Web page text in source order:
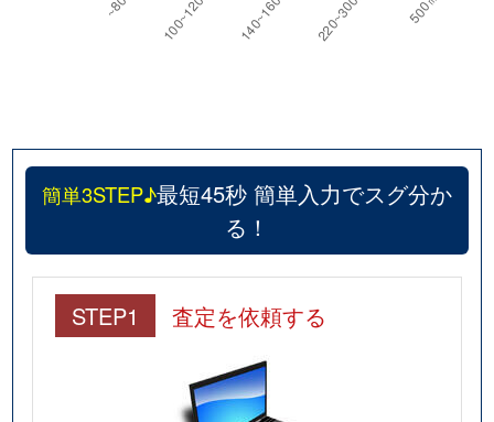
簡単3STEP♪最短45秒 簡単入力でスグ分か
る！
STEP1 査定を依頼する